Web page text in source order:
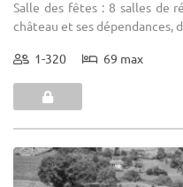
Salle des fêtes : 8 salles de
château et ses dépendances,
1-320 69 max